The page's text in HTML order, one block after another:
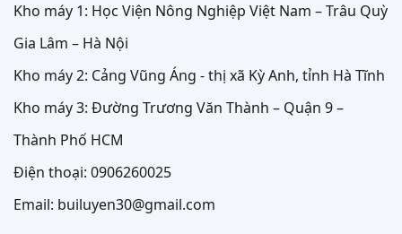
Kho máy 1: Học Viện Nông Nghiệp Việt Nam – Trâu Quỳ
Gia Lâm – Hà Nội
Kho máy 2: Cảng Vũng Áng - thị xã Kỳ Anh, tỉnh Hà Tĩnh
Kho máy 3: Đường Trương Văn Thành – Quận 9 –
Thành Phố HCM
Điện thoại: 0906260025
Email: builuyen30@gmail.com